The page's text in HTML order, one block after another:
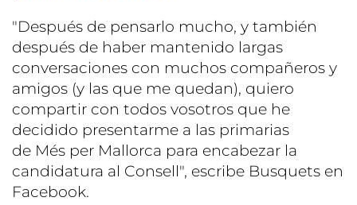
"Después de pensarlo mucho, y también
después de haber mantenido largas
conversaciones con muchos compañeros y
amigos (y las que me quedan), quiero
compartir con todos vosotros que he
decidido presentarme a las primarias
de Més per Mallorca para encabezar la
candidatura al Consell", escribe Busquets en
Facebook.